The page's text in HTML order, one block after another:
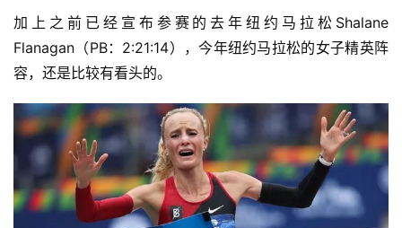
加上之前已经宣布参赛的去年纽约马拉松Shalane
Flanagan（PB：2:21:14），今年纽约马拉松的女子精英阵
容，还是比较有看头的。